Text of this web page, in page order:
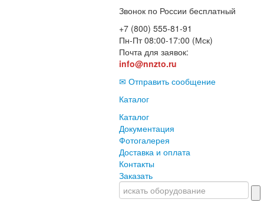
Звонок по России бесплатный
+7 (800) 555-81-91
Пн-Пт 08:00-17:00 (Мск)
Почта для заявок:
info@nnzto.ru
✉ Отправить сообщение
Каталог
Каталог
Документация
Фотогалерея
Доставка и оплата
Контакты
Заказать